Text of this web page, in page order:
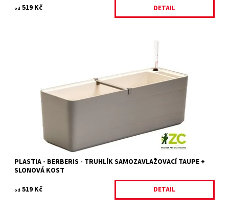
od 519 Kč DETAIL
Samozavlažovací truhlík v moderním a důmyslném designu z
dílny mladých českých designerů, studia WRKS.
Na objednání, skladem do 5 dnů
18419/60
PLASTIA
PLASTIA - BERBERIS - TRUHLÍK SAMOZAVLAŽOVACÍ TAUPE +
SLONOVÁ KOST
od 519 Kč DETAIL